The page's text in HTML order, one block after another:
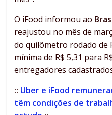
O iFood informou ao
reajustou no mês de
do quilômetro rodado de
mínima de R$ 5,31 para
entregadores
:: Uber e iFood
têm condições de